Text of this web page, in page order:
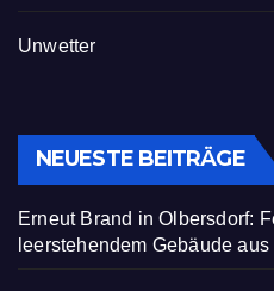
Unwetter
NEUESTE BEITRÄGE
Erneut Brand in Olbersdorf:
leerstehendem Gebäude aus